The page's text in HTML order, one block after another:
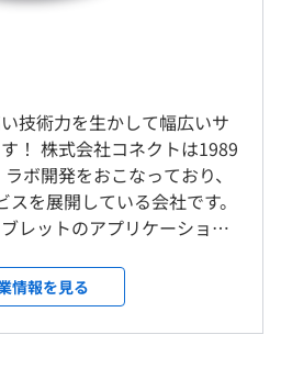
しており、知識習得だけでなく
ョンをはかる機会を用意してい
たします。
事項
策：あり
煙場所あり）
以内
土日祝日）
（下限日数は、入社半年経過
技術力を生かして幅広いサ
！ 株式会社コネクトは1989
ボ開発をおこなっており、
を展開している会社です。
レットのアプリケーション
系開発 ・パッケージソフト
ンターフェースなどの制御
発を手がけています。 プロ
情報を見る